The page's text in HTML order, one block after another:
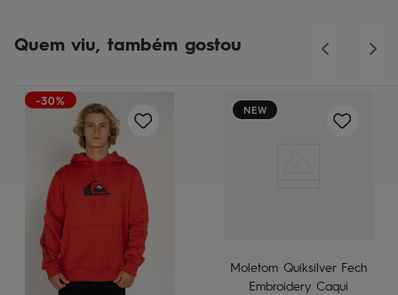
Quem viu, também gostou
-30%
NEW
Moletom Quiksilver Fech
Embroidery Caqui